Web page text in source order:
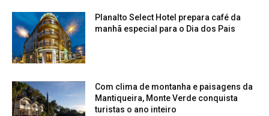
Planalto Select Hotel prepara café da
manhã especial para o Dia dos Pais
Com clima de montanha e paisagens da
Mantiqueira, Monte Verde conquista
turistas o ano inteiro